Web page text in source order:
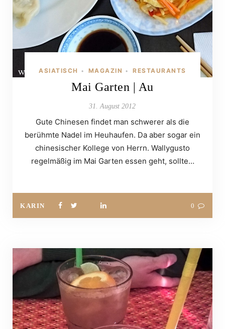
ASIATISCH • MAGAZIN • RESTAURANTS
Mai Garten | Au
31. August 2012
Gute Chinesen findet man schwerer als die
berühmte Nadel im Heuhaufen. Da aber sogar ein
chinesischer Kollege von Herrn. Wallygusto
regelmäßig im Mai Garten essen geht, sollte…
KARIN 0